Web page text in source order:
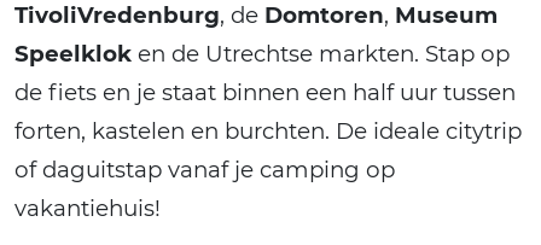
TivoliVredenburg, de Domtoren, Museum
Speelklok en de Utrechtse markten. Stap op
de fiets en je staat binnen een half uur tussen
forten, kastelen en burchten. De ideale citytrip
of daguitstap vanaf je camping op
vakantiehuis!